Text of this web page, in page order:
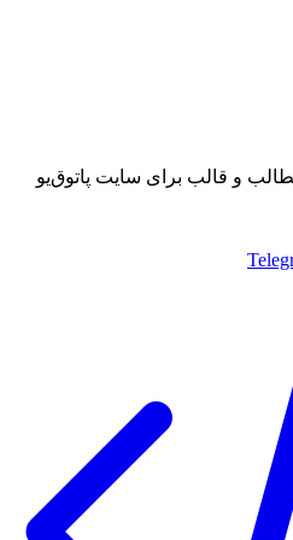
مطالب و قالب برای سایت پاتوق‌یو